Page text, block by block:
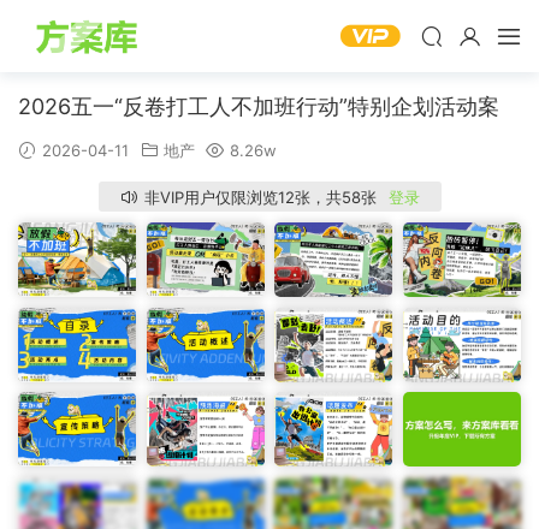
2026五一“反卷打工人不加班行动”特别企划活动案
2026-04-11 地产 8.26w
非VIP用户仅限浏览12张，共58张 登录